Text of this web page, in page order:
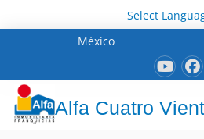
Select
México
Alfa Cuatro